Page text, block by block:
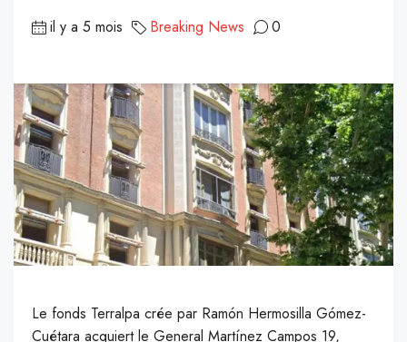
il y a 5 mois Breaking News 0
Le fonds Terralpa crée par Ramón Hermosilla Gómez-
Cuétara acquiert le General Martínez Campos 19,